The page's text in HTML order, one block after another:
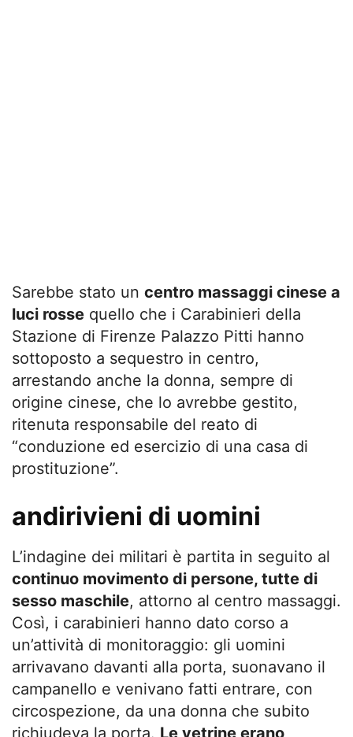
Sarebbe stato un centro massaggi cinese a
luci rosse quello che i Carabinieri della
Stazione di Firenze Palazzo Pitti hanno
sottoposto a sequestro in centro,
arrestando anche la donna, sempre di
origine cinese, che lo avrebbe gestito,
ritenuta responsabile del reato di
“conduzione ed esercizio di una casa di
prostituzione”.
andirivieni di uomini
L’indagine dei militari è partita in seguito al
continuo movimento di persone, tutte di
sesso maschile, attorno al centro massaggi.
Così, i carabinieri hanno dato corso a
un’attività di monitoraggio: gli uomini
arrivavano davanti alla porta, suonavano il
campanello e venivano fatti entrare, con
circospezione, da una donna che subito
richiudeva la porta. Le vetrine erano